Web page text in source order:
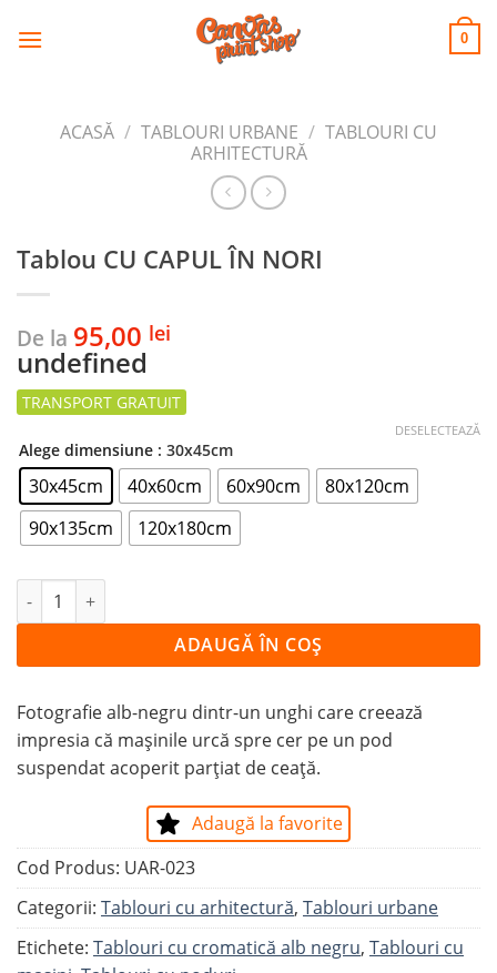
CANVAS
PRINT SHOP 0
ACASĂ / TABLOURI URBANE / TABLOURI CU
ARHITECTURĂ
Tablou CU CAPUL ÎN NORI
De la 95,00 lei
undefined
Alege dimensiune : 30x45cm
30x45cm 40x60cm 60x90cm
80x120cm
90x135cm
120x180cm
DESELECTEAZĂ
Cantitate Tablou CU CAPUL ÎN NORI
ADAUGĂ ÎN COȘ
Fotografie alb-negru dintr-un unghi care creează
impresia că mașinile urcă spre cer pe un pod
suspendat acoperit parțiat de ceață.
Adaugă la favorite
Cod Produs: UAR-023
Categorii: Tablouri cu arhitectură, Tablouri urbane
Etichete: Tablouri cu cromatică alb negru, Tablouri cu